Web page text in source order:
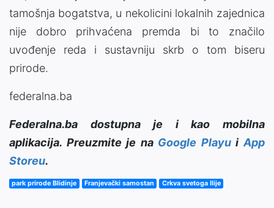
tamošnja bogatstva, u nekolicini lokalnih zajednica
nije dobro prihvaćena premda bi to značilo
uvođenje reda i sustavniju skrb o tom biseru
prirode.
federalna.ba
Federalna.ba dostupna je i kao mobilna
aplikacija. Preuzmite je na Google PlayuiApp
Storeu.
park prirode Blidinje Franjevački samostan Crkva svetoga Ilije